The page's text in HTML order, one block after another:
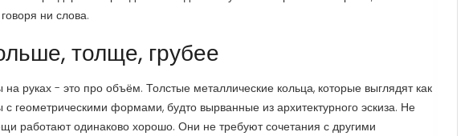
ни слова.
толще, грубее
руках - это про объём. Толстые металлические кольца, которые выглядят как
с геометрическими формами, будто вырванные из архитектурного эскиза. Не
работают одинаково хорошо. Они не требуют сочетания с другими